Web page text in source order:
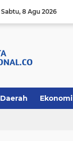
Sabtu 8 Agu 2026
Daerah Ekonomi